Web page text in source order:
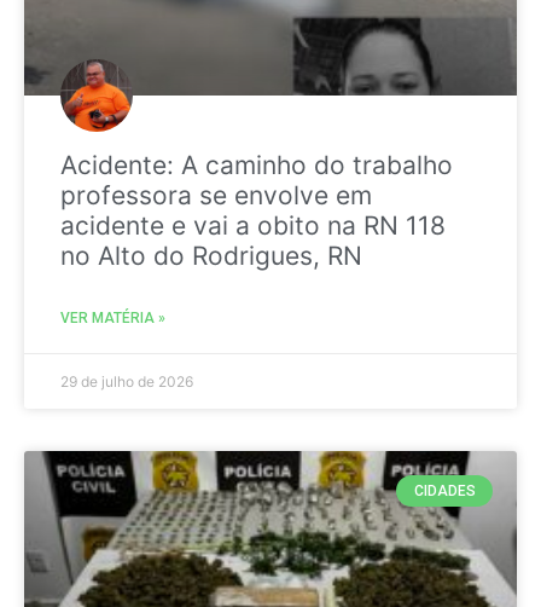
Acidente: A caminho do trabalho
professora se envolve em
acidente e vai a obito na RN 118
no Alto do Rodrigues, RN
VER MATÉRIA »
29 de julho de 2026
CIDADES